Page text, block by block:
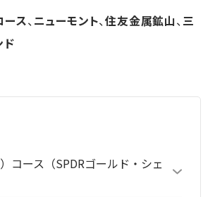
ース、ニューモント、住友金属鉱山、三
ド
コース（SPDRゴールド・シェ